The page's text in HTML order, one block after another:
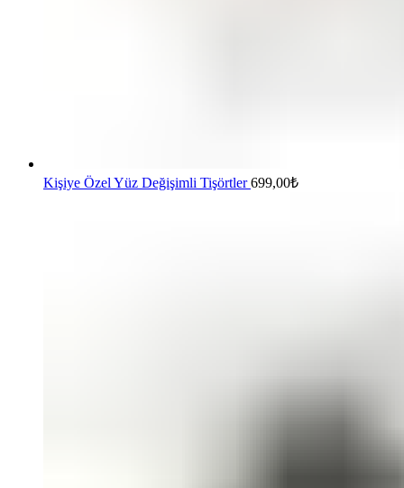
Kişiye Özel Yüz Değişimli Tişörtler699,00₺